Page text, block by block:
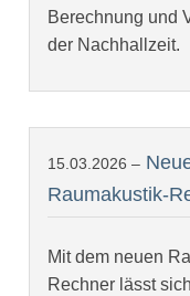
Berechnung und
der Nachhallzeit.
15.03.2026 –
Raumakustik-
Mit dem neuen
Rechner lässt